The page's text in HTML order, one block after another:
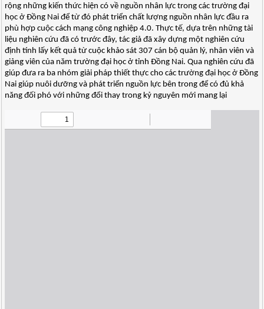
rộng những kiến thức hiện có về nguồn nhân lực trong các trường đại
học ở Đồng Nai để từ đó phát triển chất lượng nguồn nhân lực đầu ra
phù hợp cuộc cách mạng công nghiệp 4.0. Thực tế, dựa trên những tài
liệu nghiên cứu đã có trước đây, tác giả đã xây dựng một nghiên cứu
định tính lấy kết quả từ cuộc khảo sát 307 cán bộ quản lý, nhân viên và
giảng viên của năm trường đại học ở tỉnh Đồng Nai. Qua nghiên cứu đã
giúp đưa ra ba nhóm giải pháp thiết thực cho các trường đại học ở Đồng
Nai giúp nuôi dưỡng và phát triển nguồn lực bên trong để có đủ khả
năng đối phó với những đổi thay trong kỷ nguyên mới mang lại